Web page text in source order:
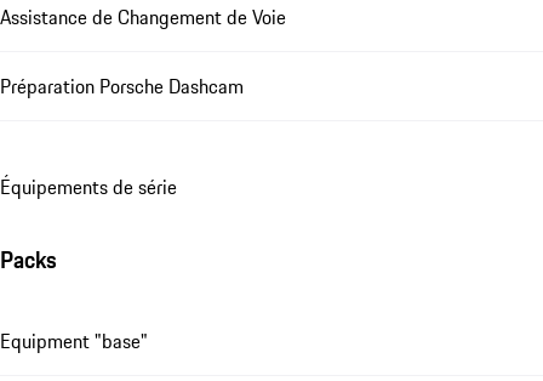
Assistance de Changement de Voie
Préparation Porsche Dashcam
Équipements de série
Packs
Equipment "base"